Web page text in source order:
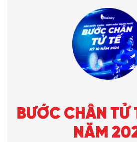
BƯỚC CHÂN TỬ
NĂM